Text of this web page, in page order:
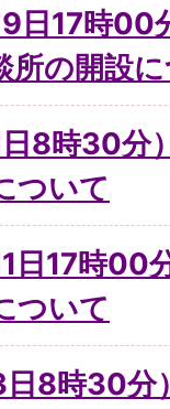
日17時
所の開設
日8時30
ついて
日17時
ついて
日8時30